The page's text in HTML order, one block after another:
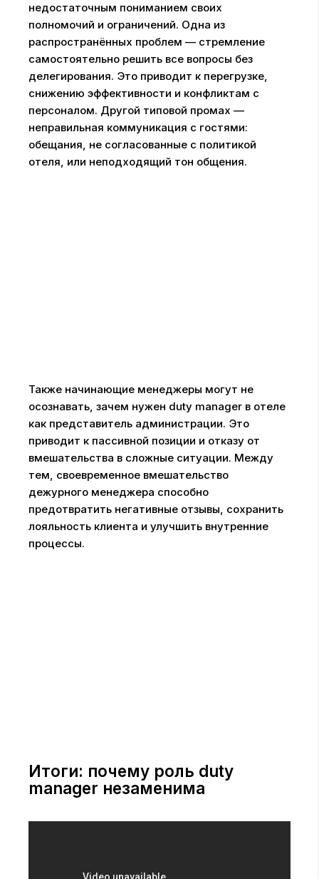
недостаточным пониманием своих
полномочий и ограничений. Одна из
распространённых проблем — стремление
самостоятельно решить все вопросы без
делегирования. Это приводит к перегрузке,
снижению эффективности и конфликтам с
персоналом. Другой типовой промах —
неправильная коммуникация с гостями:
обещания, не согласованные с политикой
отеля, или неподходящий тон общения.
Также начинающие менеджеры могут не
осознавать, зачем нужен duty manager в отеле
как представитель администрации. Это
приводит к пассивной позиции и отказу от
вмешательства в сложные ситуации. Между
тем, своевременное вмешательство
дежурного менеджера способно
предотвратить негативные отзывы, сохранить
лояльность клиента и улучшить внутренние
процессы.
Итоги: почему роль duty
manager незаменима